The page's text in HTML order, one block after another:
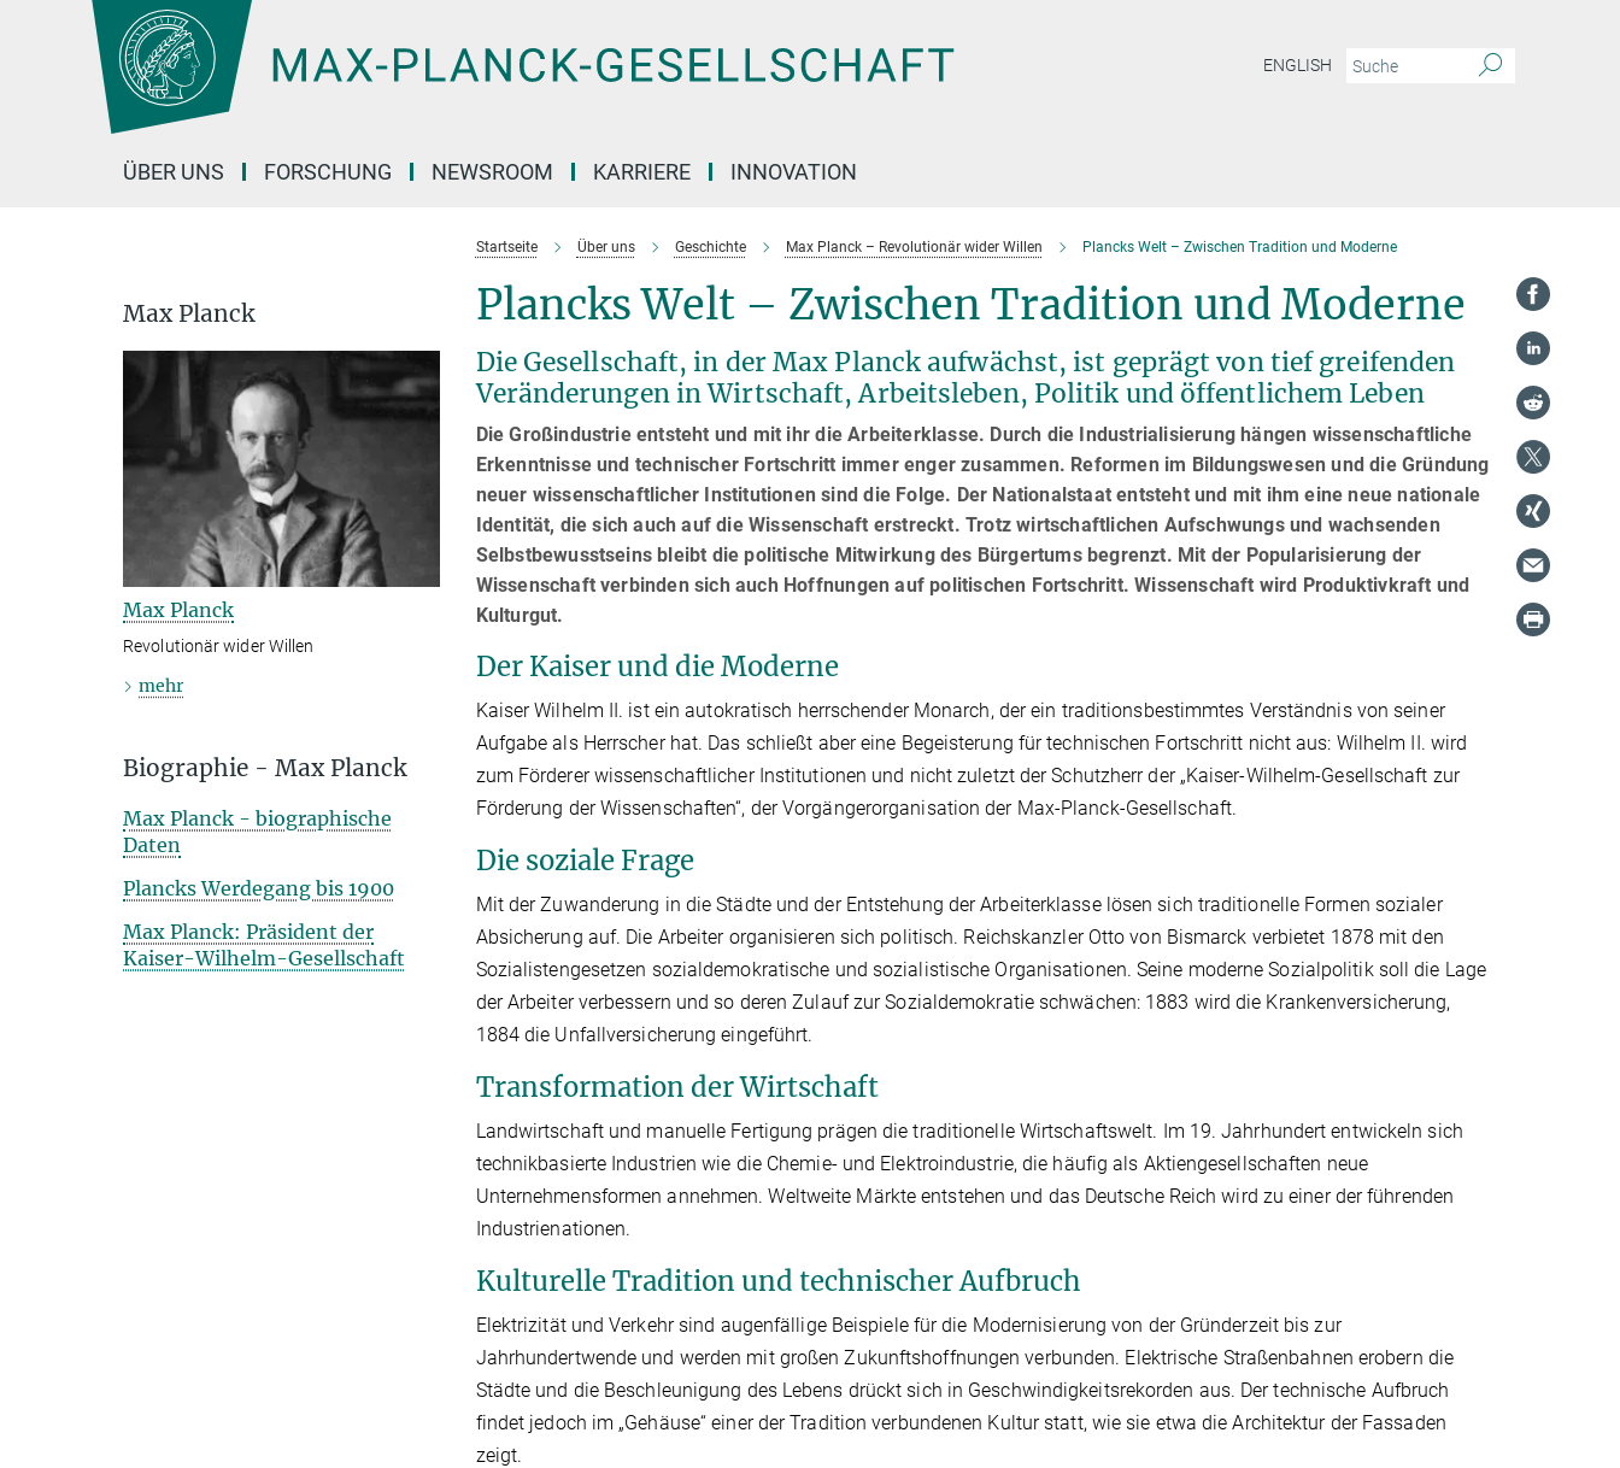
Hauptinhalt
ENGLISH
ÜBER UNS FORSCHUNG NEWSROOM KARRIERE INNOVATION
Startseite Über uns Geschichte Max Planck – Revolutionär wider Willen Plancks Welt – Zwischen Tradition und Moderne
Plancks Welt – Zwischen Tradition und Moderne
Die Gesellschaft, in der Max Planck aufwächst, ist geprägt von tief greifenden
Veränderungen in Wirtschaft, Arbeitsleben, Politik und öffentlichem Leben
Die Großindustrie entsteht und mit ihr die Arbeiterklasse. Durch die Industrialisierung hängen wissenschaftliche
Erkenntnisse und technischer Fortschritt immer enger zusammen. Reformen im Bildungswesen und die Gründung
neuer wissenschaftlicher Institutionen sind die Folge. Der Nationalstaat entsteht und mit ihm eine neue nationale
Identität, die sich auch auf die Wissenschaft erstreckt. Trotz wirtschaftlichen Aufschwungs und wachsenden
Selbstbewusstseins bleibt die politische Mitwirkung des Bürgertums begrenzt. Mit der Popularisierung der
Wissenschaft verbinden sich auch Hoffnungen auf politischen Fortschritt. Wissenschaft wird Produktivkraft und
Kulturgut.
Der Kaiser und die Moderne
Kaiser Wilhelm II. ist ein autokratisch herrschender Monarch, der ein traditionsbestimmtes Verständnis von seiner
Aufgabe als Herrscher hat. Das schließt aber eine Begeisterung für technischen Fortschritt nicht aus: Wilhelm II. wird
zum Förderer wissenschaftlicher Institutionen und nicht zuletzt der Schutzherr der „Kaiser-Wilhelm-Gesellschaft zur
Förderung der Wissenschaften“, der Vorgängerorganisation der Max-Planck-Gesellschaft.
Die soziale Frage
Mit der Zuwanderung in die Städte und der Entstehung der Arbeiterklasse lösen sich traditionelle Formen sozialer
Absicherung auf. Die Arbeiter organisieren sich politisch. Reichskanzler Otto von Bismarck verbietet 1878 mit den
Sozialistengesetzen sozialdemokratische und sozialistische Organisationen. Seine moderne Sozialpolitik soll die Lage
der Arbeiter verbessern und so deren Zulauf zur Sozialdemokratie schwächen: 1883 wird die Krankenversicherung,
1884 die Unfallversicherung eingeführt.
Transformation der Wirtschaft
Landwirtschaft und manuelle Fertigung prägen die traditionelle Wirtschaftswelt. Im 19. Jahrhundert entwickeln sich
technikbasierte Industrien wie die Chemie- und Elektroindustrie, die häufig als Aktiengesellschaften neue
Unternehmensformen annehmen. Weltweite Märkte entstehen und das Deutsche Reich wird zu einer der führenden
Industrienationen.
Kulturelle Tradition und technischer Aufbruch
Elektrizität und Verkehr sind augenfällige Beispiele für die Modernisierung von der Gründerzeit bis zur
Jahrhundertwende und werden mit großen Zukunftshoffnungen verbunden. Elektrische Straßenbahnen erobern die
Städte und die Beschleunigung des Lebens drückt sich in Geschwindigkeitsrekorden aus. Der technische Aufbruch
findet jedoch im „Gehäuse“ einer der Tradition verbundenen Kultur statt, wie sie etwa die Architektur der Fassaden
zeigt.
Max Planck
Max Planck
Revolutionär wider Willen
mehr
Biographie - Max Planck
Max Planck - biographische
Daten
Plancks Werdegang bis 1900
Max Planck: Präsident der
Kaiser-Wilhelm-Gesellschaft